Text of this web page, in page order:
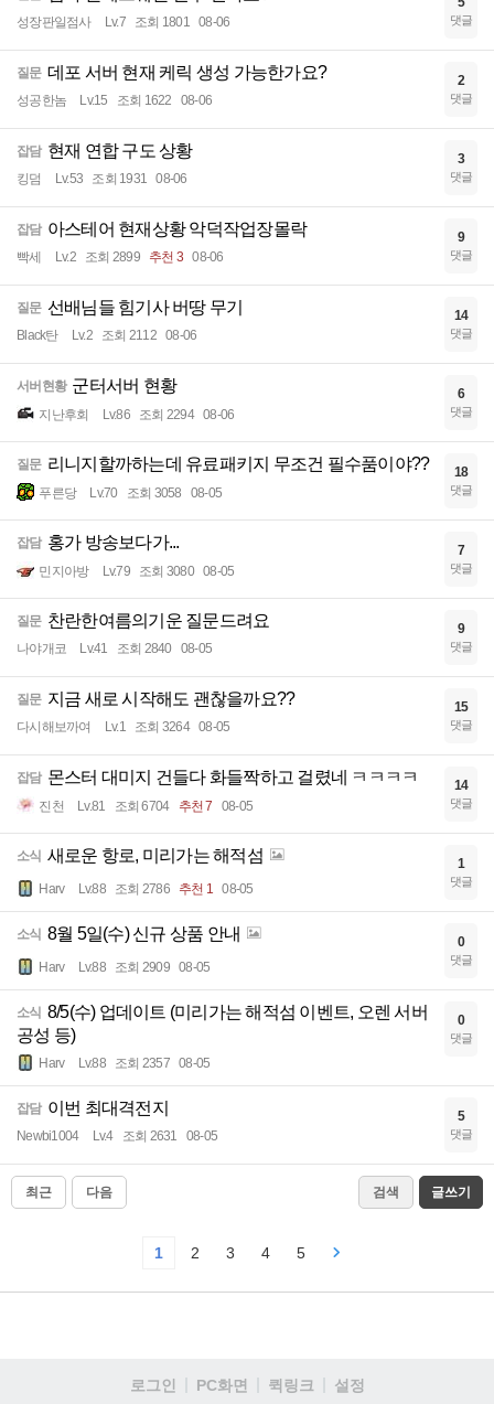
성장판일점사 Lv.7 조회 1801 08-06 댓글
질문 데포 서버 현재 케릭 생성 가능한가요?
성공한놈 Lv.15 조회 1622 08-06
2
댓글
잡담 현재 연합 구도 상황
킹덤 Lv.53 조회 1931 08-06
3
댓글
잡담 아스테어 현재상황 악덕작업장몰락
빡세 Lv.2 조회 2899 추천 3 08-06
9
댓글
질문 선배님들 힘기사 버땅 무기
Black탄 Lv.2 조회 2112 08-06
14
댓글
서버현황 군터서버 현황
지난후회 Lv.86 조회 2294 08-06
6
댓글
질문 리니지할까하는데 유료패키지 무조건 필수품이야??
푸른당 Lv.70 조회 3058 08-05
18
댓글
잡담 홍가 방송보다가...
민지아방 Lv.79 조회 3080 08-05
7
댓글
질문 찬란한여름의기운 질문드려요
나야개코 Lv.41 조회 2840 08-05
9
댓글
질문 지금 새로 시작해도 괜찮을까요??
다시해보까여 Lv.1 조회 3264 08-05
15
댓글
잡담 몬스터 대미지 건들다 화들짝하고 걸렸네 ㅋㅋㅋㅋ
진천 Lv.81 조회 6704 추천 7 08-05
14
댓글
소식 새로운 항로, 미리가는 해적섬
Harv Lv.88 조회 2786 추천 1 08-05
1
댓글
소식 8월 5일(수) 신규 상품 안내
Harv Lv.88 조회 2909 08-05
0
댓글
소식 8/5(수) 업데이트 (미리가는 해적섬 이벤트, 오렌 서버
공성 등)
Harv Lv.88 조회 2357 08-05
0
댓글
잡담 이번 최대격전지
Newbi1004 Lv.4 조회 2631 08-05
5
댓글
최근 다음 검색 글쓰기
1 2 3 4 5
로그인 PC화면 퀵링크 설정